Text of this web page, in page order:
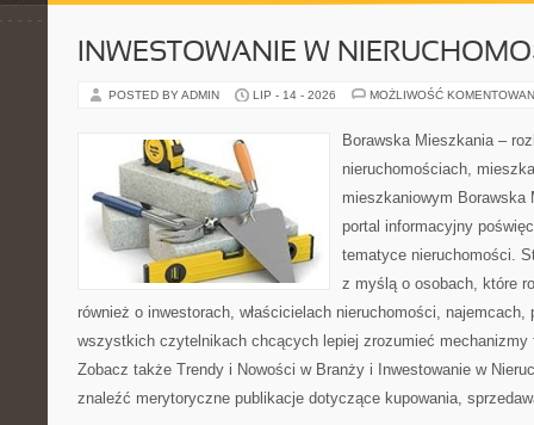
INWESTOWANIE W
POSTED BY ADMIN LIP - 14 - 2026 MOŻLIWOŚĆ
Borawska Mieszkania –
nieruchomościach,
mieszkaniowym Borawska
portal informacyjny
tematyce nieruchomości.
z myślą o osobach, które
również o inwestorach, właścicielach nieruchomości, najemcach,
wszystkich czytelnikach chcących lepiej zrozumieć mechanizmy
Zobacz także Trendy i Nowości w Branży i Inwestowanie w
znaleźć merytoryczne publikacje dotyczące kupowania,